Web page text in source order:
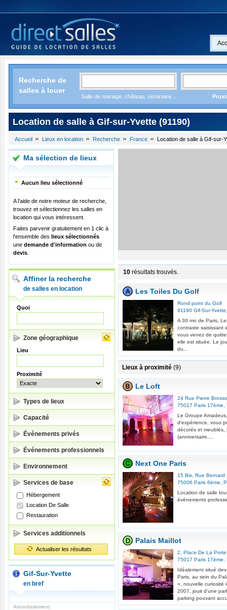
Recherche de
salles à louer
Salle de mariage, château, séminaire...
Location de salle à Gif-sur-Yvette (91190)
Accueil Lieux en location Recherche France Location de salle à Gif-sur-
Ma sélection de lieux
Aucun lieu sélectionné
A l'aide de notre moteur de recherche,
trouvez et sélectionnez les salles en
location qui vous intéressent.
Faites parvenir gratuitement en 1 clic à
l'ensemble des lieux sélectionnés
une demande d'information ou de
devis
Affiner la recherche
de salles en location
Quoi
Zone géographique
Lieu
Proximité
Types de lieux
Capacité
Événements privés
Événements professionnels
Environnement
Services de base
Hébergement
Location De Salle
Restauration
Services additionnels
Actualiser les résultats
Gif-Sur-Yvette
en bref
Arrondissement
10 résultats trouvés.
Les Toiles Du Golf
Rond point du Golf
91190 Gif-Sur-Yvette
A 30 mn de Paris,
contraste saisissant
vous venez de
elle est située. Le
du...
Lieux à proximité (9)
Le Loft
24 Rue Pierre
75017 Paris 17ème
Le Groupe
d'expérience, vous
décorés et
(anniversaire,...
Next One Paris
15 Bis, Rue Bernard
75006 Paris 6ème
Location de salle
évènements
Palais Maillot
2, Place De La
75017 Paris 17ème
Idéalement situé
Paris, au sein du
», nouvelle curiosité
2007, jouit d'une
parking pouvant